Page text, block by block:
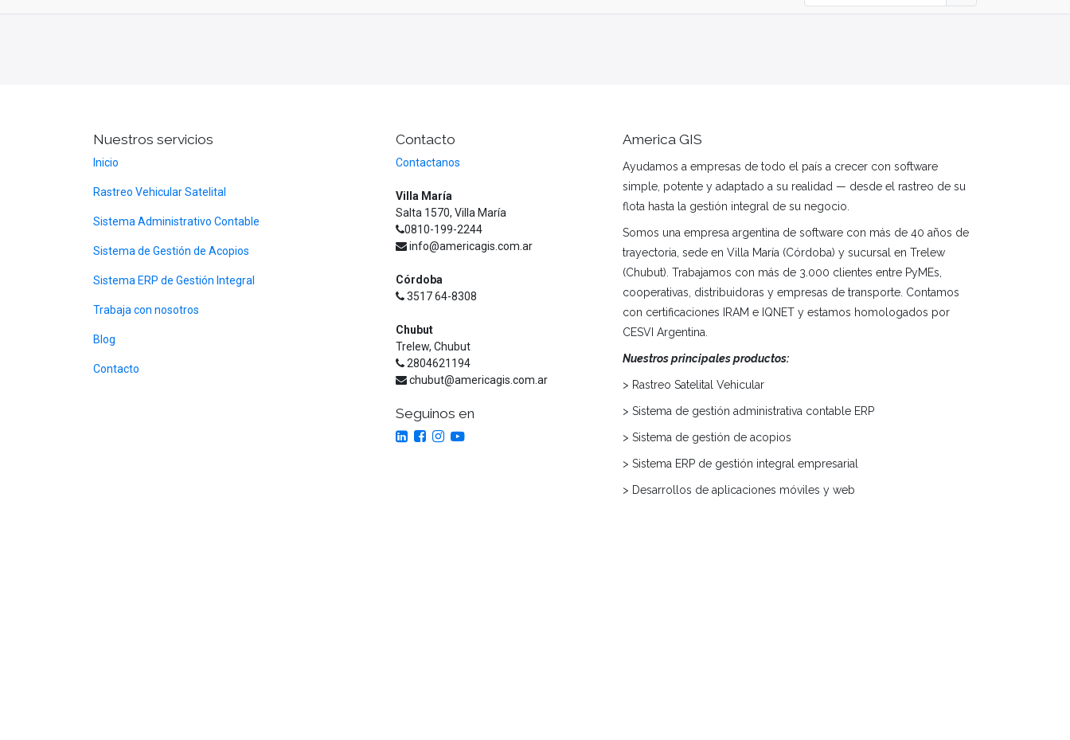
Nuestros servicios
Inicio
Rastreo Vehicular Satelital
Sistema Administrativo Contable
Sistema de Gestión de Acopios
Sistema ERP de Gestión Integral
Trabaja con nosotros
Blog
Contacto
Contacto
Contactanos
Villa María
Salta 1570, Villa María
0810-199-2244
info@americagis.com.ar
Córdoba
3517 64-8308
Chubut
Trelew, Chubut
2804621194
chubut@americagis.com.ar
Seguinos en
America GIS
Ayudamos a empresas de todo el país a crecer con software
simple, potente y adaptado a su realidad — desde el rastreo de su
flota hasta la gestión integral de su negocio.
Somos una empresa argentina de software con más de 40 años de
trayectoria, sede en Villa María (Córdoba) y sucursal en Trelew
(Chubut). Trabajamos con más de 3.000 clientes entre PyMEs,
cooperativas, distribuidoras y empresas de transporte. Contamos
con certificaciones IRAM e IQNET y estamos homologados por
CESVI Argentina.
Nuestros principales productos:
> Rastreo Satelital Vehicular
> Sistema de gestión administrativa contable ERP
> Sistema de gestión de acopios
> Sistema ERP de gestión integral empresarial
> Desarrollos de aplicaciones móviles y web